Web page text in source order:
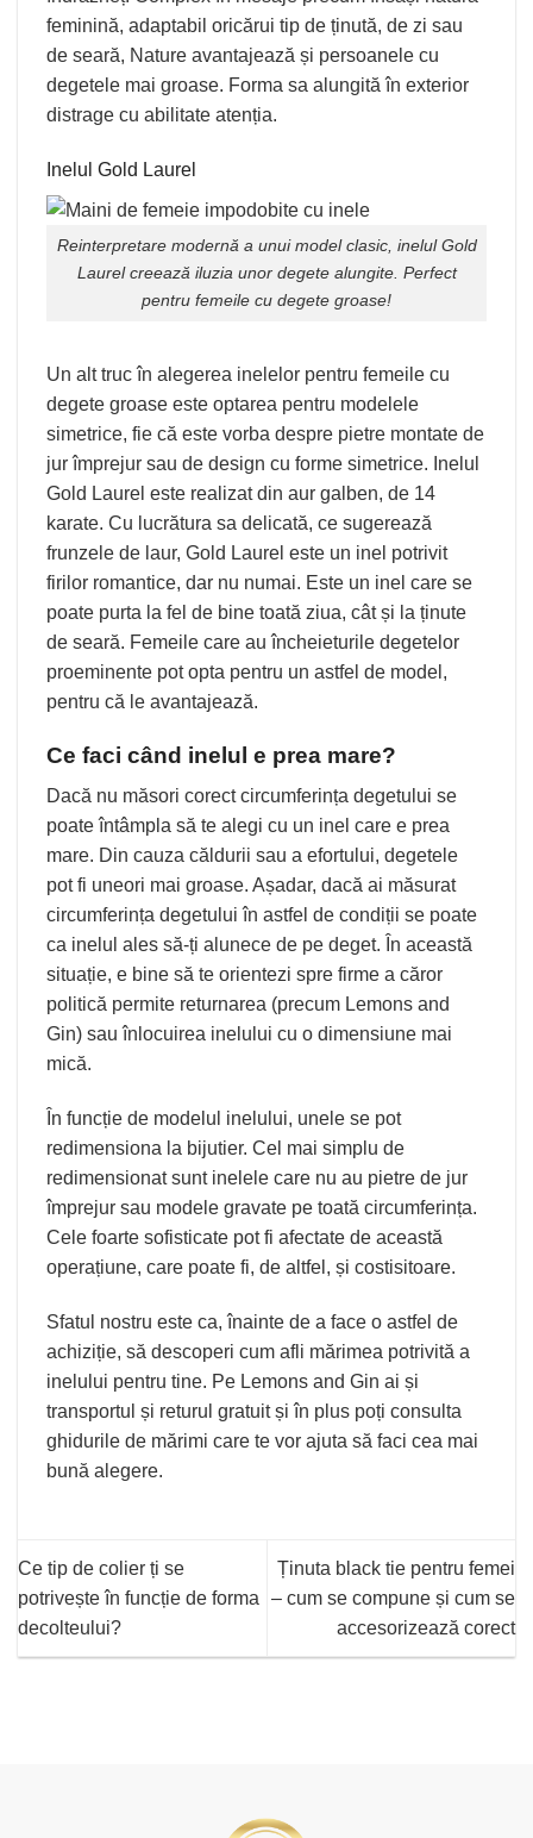
feminină, adaptabil oricărui tip de ținută, de zi sau
de seară, Nature avantajează și persoanele cu
degetele mai groase. Forma sa alungită în exterior
distrage cu abilitate atenția.
Inelul Gold Laurel
Reinterpretare modernă a unui model clasic, inelulGold
Laurelcreează iluzia unor degete alungite. Perfect
pentru femeile cu degete groase!
Un alt truc în alegerea inelelor pentru femeile cu
degete groase este optarea pentru modelele
simetrice, fie că este vorba despre pietre montate de
jur împrejur sau de design cu forme simetrice. Inelul
Gold Laurel este realizat din aur galben, de 14
karate. Cu lucrătura sa delicată, ce sugerează
frunzele de laur, Gold Laurel este un inel potrivit
firilor romantice, dar nu numai. Este un inel care se
poate purta la fel de bine toată ziua, cât și la ținute
de seară. Femeile care au încheieturile degetelor
proeminente pot opta pentru un astfel de model,
pentru că le avantajează.
Ce faci când inelul e prea mare?
Dacă nu măsori corect circumferința degetului se
poate întâmpla să te alegi cu un inel care e prea
mare. Din cauza căldurii sau a efortului, degetele
pot fi uneori mai groase. Așadar, dacă ai măsurat
circumferința degetului în astfel de condiții se poate
ca inelul ales să-ți alunece de pe deget. În această
situație, e bine să te orientezi spre firme a căror
politică permite returnarea (precum Lemons and
Gin) sau înlocuirea inelului cu o dimensiune mai
mică.
În funcție de modelul inelului, unele se pot
redimensiona la bijutier. Cel mai simplu de
redimensionat sunt inelele care nu au pietre de jur
împrejur sau modele gravate pe toată circumferința.
Cele foarte sofisticate pot fi afectate de această
operațiune, care poate fi, de altfel, și costisitoare.
Sfatul nostru este ca, înainte de a face o astfel de
achiziție, să descoperi cum afli mărimea potrivită a
inelului pentru tine. Pe Lemons and Gin ai și
transportul și returul gratuit și în plus poți consulta
ghidurile de mărimi care te vor ajuta să faci cea mai
bună alegere.
Ce tip de colier ți se
potrivește în funcție de forma
decolteului?
Ținuta black tie pentru femei
– cum se compune și cum se
accesorizează corect